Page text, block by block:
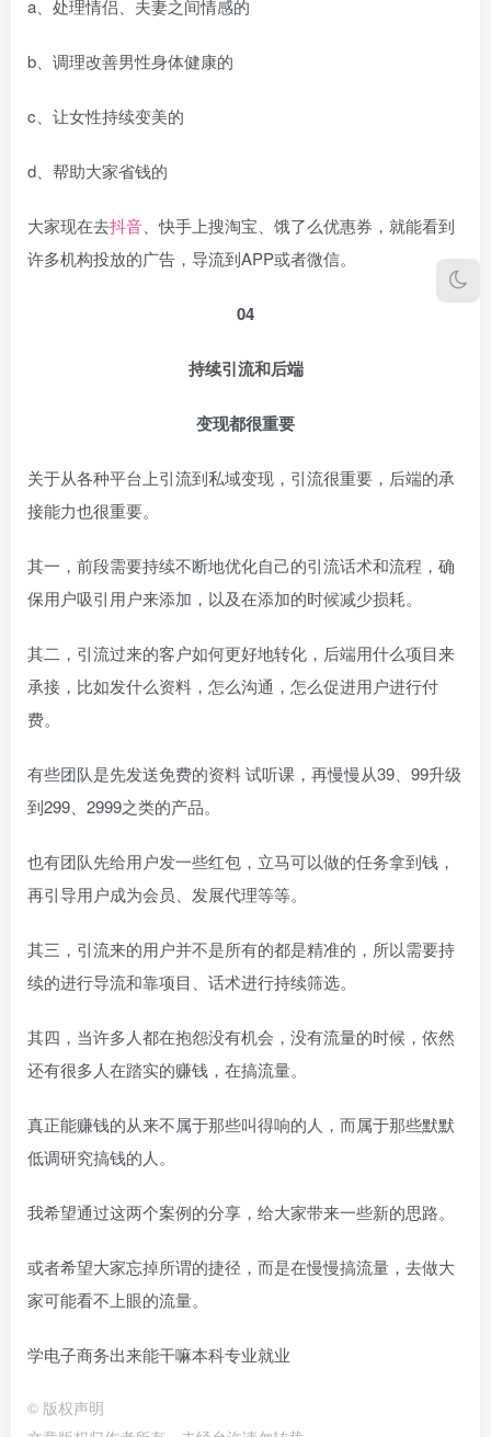
a、处理情侣、夫妻之间情感的
b、调理改善男性身体健康的
c、让女性持续变美的
d、帮助大家省钱的
大家现在去抖音 、快手上搜淘宝、饿了么优惠券，就能看到
许多机构投放的广告，导流到APP或者微信。
04
持续引流和后端
变现都很重要
关于从各种平台上引流到私域变现，引流很重要，后端的承
接能力也很重要。
其一，前段需要持续不断地优化自己的引流话术和流程，确
保用户吸引用户来添加，以及在添加的时候减少损耗。
其二，引流过来的客户如何更好地转化，后端用什么项目来
承接，比如发什么资料，怎么沟通，怎么促进用户进行付
费。
有些团队是先发送免费的资料 试听课，再慢慢从39、99升级
到299、2999之类的产品。
也有团队先给用户发一些红包，立马可以做的任务拿到钱，
再引导用户成为会员、发展代理等等。
其三，引流来的用户并不是所有的都是精准的，所以需要持
续的进行导流和靠项目、话术进行持续筛选。
其四，当许多人都在抱怨没有机会，没有流量的时候，依然
还有很多人在踏实的赚钱，在搞流量。
真正能赚钱的从来不属于那些叫得响的人，而属于那些默默
低调研究搞钱的人。
我希望通过这两个案例的分享，给大家带来一些新的思路。
或者希望大家忘掉所谓的捷径，而是在慢慢搞流量，去做大
家可能看不上眼的流量。
学电子商务出来能干嘛本科专业就业
© 版权声明